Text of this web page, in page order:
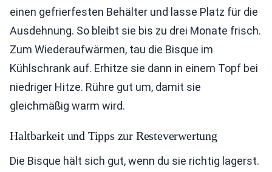
einen gefrierfesten Behälter und lasse Platz für die
Ausdehnung. So bleibt sie bis zu drei Monate frisch.
Zum Wiederaufwärmen, tau die Bisque im
Kühlschrank auf. Erhitze sie dann in einem Topf bei
niedriger Hitze. Rühre gut um, damit sie
gleichmäßig warm wird.
Haltbarkeit und Tipps zur Resteverwertung
Die Bisque hält sich gut, wenn du sie richtig lagerst.